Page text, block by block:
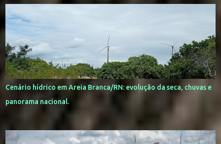
Cenário hídrico em Areia Branca/RN: evolução da seca, chuvas e
panorama nacional.